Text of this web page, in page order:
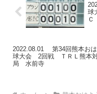
球
2022.08.01 第34回熊本お
球大会 2回戦 ＴＲＬ熊本
局 水前寺